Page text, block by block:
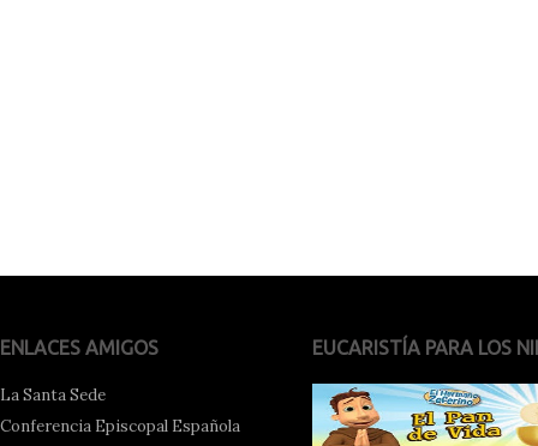
ENLACES AMIGOS
La Santa Sede
Conferencia Episcopal Española
EUCARISTÍA PARA LOS